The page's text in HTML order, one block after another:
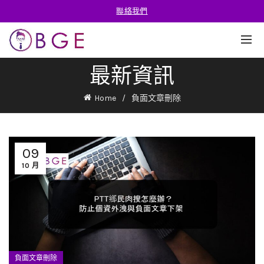
聯絡我們
最新資訊
Home 負面文章刪除
09
10 月
負面文章刪除